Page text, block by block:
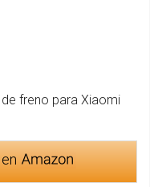
freno para Xiaomi
en